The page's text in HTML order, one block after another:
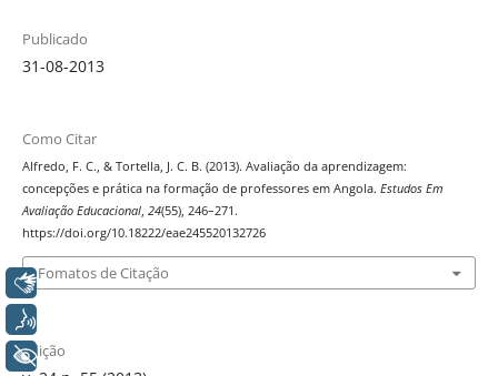
Publicado
31-08-2013
Como Citar
Alfredo, F. C., & Tortella, J. C. B. (2013). Avaliação da aprendizagem:
concepções e prática na formação de professores em Angola. Estudos Em
Avaliação Educacional, 24(55), 246–271.
https://doi.org/10.18222/eae245520132726
Fomatos de Citação
Edição
Libras
+ Acessibilidade